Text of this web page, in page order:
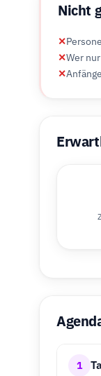
Nicht
✕
✕Wer
✕
1